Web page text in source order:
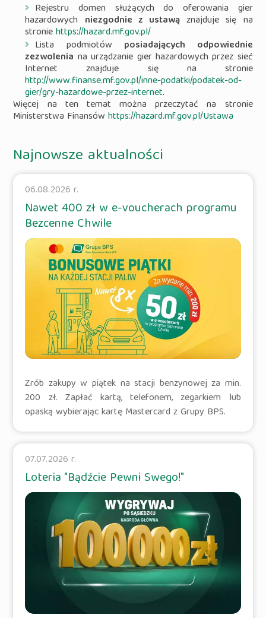
Rejestru domen służących do oferowania gier
hazardowych niezgodnie z ustawą znajduje się na
stroniehttps://hazard.mf.gov.pl/
Lista podmiotów posiadających odpowiednie
zezwolenia na urządzanie gier hazardowych przez sieć
Internet znajduje się na stronie
http://www.finanse.mf.gov.pl/inne-podatki/podatek-od-
gier/gry-hazardowe-przez-internet.
Więcej na ten temat można przeczytać na stronie
Ministerstwa Finansówhttps://hazard.mf.gov.pl/Ustawa
Najnowsze aktualności
06.08.2026 r.
Nawet 400 zł w e-voucherach programu
Bezcenne Chwile
Zrób zakupy w piątek na stacji benzynowej za min.
200 zł. Zapłać kartą, telefonem, zegarkiem lub
opaską wybierając kartę Mastercard z Grupy BPS.
07.07.2026 r.
Loteria "Bądźcie Pewni Swego!"